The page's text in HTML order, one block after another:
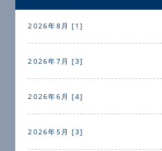
2026年8月 [1]
2026年7月 [3]
2026年6月 [4]
2026年5月 [3]